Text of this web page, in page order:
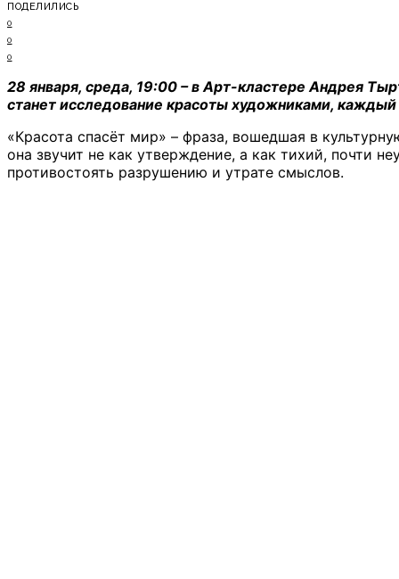
ПОДЕЛИЛИСЬ
0
0
0
28 января, среда, 19:00 – в Арт-кластере Андрея
станет исследование красоты художниками,
«Красота спасёт мир» – фраза, вошедшая в
она звучит не как утверждение, а как тихий, почти
противостоять разрушению и утрате смыслов.